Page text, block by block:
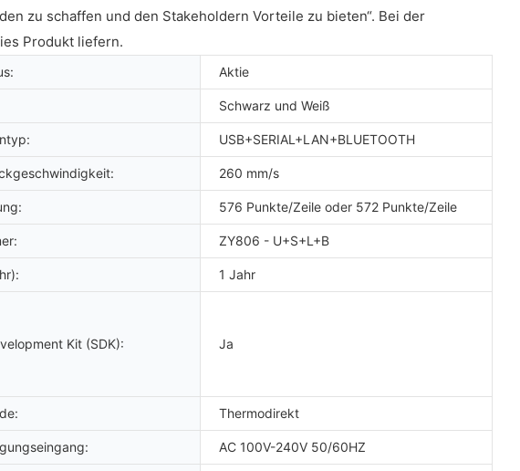
zu schaffen und den Stakeholdern Vorteile zu bieten“. Bei der
Produkt liefern.
Aktie
Schwarz und Weiß
USB+SERIAL+LAN+BLUETOOTH
260 mm/s
576 Punkte/Zeile oder 572 Punkte/Zeile
ZY806 - U+S+L+B
1 Jahr
Kit (SDK): Ja
Thermodirekt
AC 100V-240V 50/60HZ